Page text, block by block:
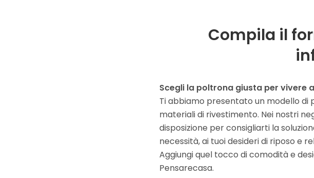
Compila il
Scegli la poltrona giusta per vivere
Ti abbiamo presentato un modello di
materiali di rivestimento. Nei nostri
disposizione per consigliarti la
necessità, ai tuoi desideri di riposo e
Aggiungi quel tocco di comodità e
Pensarecasa.